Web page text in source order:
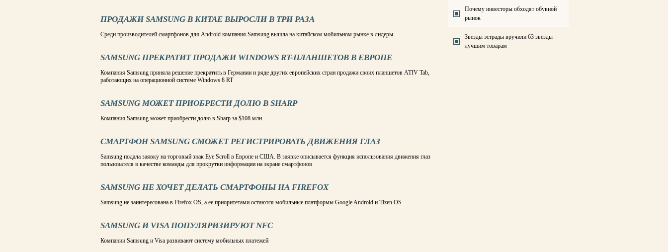
ПРОДАЖИ SAMSUNG В КИТАЕ ВЫРОСЛИ В ТРИ РАЗА
Среди производителей смартфонов для Android компания Samsung вышла на китайском мобильном рынке в лидеры
SAMSUNG ПРЕКРАТИТ ПРОДАЖИ WINDOWS RT-ПЛАНШЕТОВ В ЕВРОПЕ
Компания Samsung приняла решение прекратить в Германии и ряде других европейских стран продажи своих планшетов ATIV Tab,
работающих на операционной системе Windows 8 RT
SAMSUNG МОЖЕТ ПРИОБРЕСТИ ДОЛЮ В SHARP
Компания Samsung может приобрести долю в Sharp за $108 млн
CМАРТФОН SAMSUNG СМОЖЕТ РЕГИСТРИРОВАТЬ ДВИЖЕНИЯ ГЛАЗ
Samsung подала заявку на торговый знак Eye Scroll в Европе и США. В заявке описывается функция использования движения глаз
пользователя в качестве команды для прокрутки информации на экране смартфонов
SAMSUNG НЕ ХОЧЕТ ДЕЛАТЬ СМАРТФОНЫ НА FIREFOX
Samsung не заинтересована в Firefox OS, а ее приоритетами остаются мобильные платформы Google Android и Tizen OS
SAMSUNG И VISA ПОПУЛЯРИЗИРУЮТ NFC
Компании Samsung и Visa развивают систему мобильных платежей
Почему инвесторы обходят обувной
рынок
Звезды эстрады вручили 63 звезды
лучшим товарам